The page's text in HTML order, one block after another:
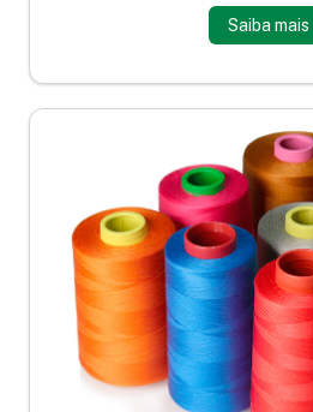
Saiba mais